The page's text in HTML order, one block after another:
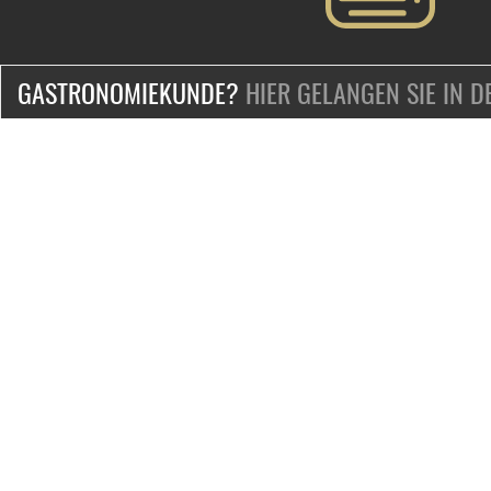
GASTRONOMIEKUNDE? HIER GELANGEN SIE IN